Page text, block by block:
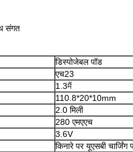
संगत
डिस्पोजेबल पॉड
एच23
1.3मैं
110.8*20*10mm
2.0 मिली
280 एमएएच
3.6V
किनारे पर यूएसबी चार्जिंग